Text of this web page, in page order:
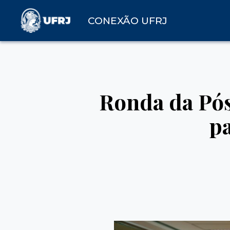
CONEXÃO UFRJ
Ronda da